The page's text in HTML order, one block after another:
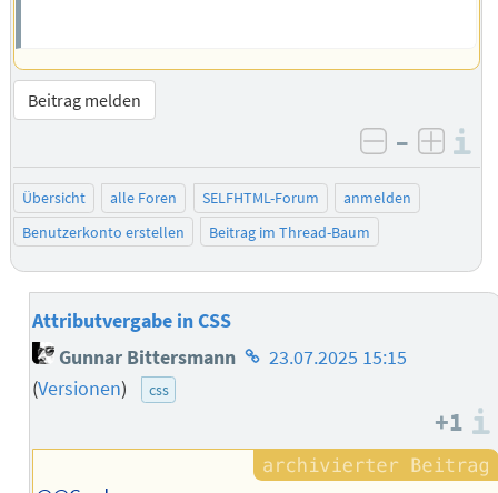
Beitrag melden
negativ
–
Übersicht alle Foren SELFHTML-Forum
anmelden
Benutzerkonto erstellen
Beitrag im Thread-Baum
Attributvergabe in CSS
Gunnar Bittersmann Homepage
23.07.2025 15:15
(Versionen) css
+1